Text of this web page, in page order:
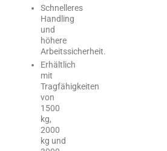
Schnelleres
Handling
und
höhere
Arbeitssicherheit.
Erhältlich
mit
Tragfähigkeiten
von
1500
kg,
2000
kg und